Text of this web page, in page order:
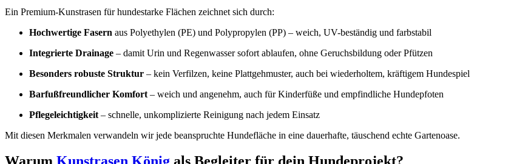
Ein Premium-Kunstrasen für hundestarke Flächen zeichnet sich durch:
Hochwertige Fasern aus Polyethylen (PE) und Polypropylen (PP) – weich, UV-beständig und farbstabil
Integrierte Drainage – damit Urin und Regenwasser sofort ablaufen, ohne Geruchsbildung oder Pfützen
Besonders robuste Struktur – kein Verfilzen, keine Plattgehmuster, auch bei wiederholtem, kräftigem Hundespiel
Barfußfreundlicher Komfort – weich und angenehm, auch für Kinderfüße und empfindliche Hundepfoten
Pflegeleichtigkeit – schnelle, unkomplizierte Reinigung nach jedem Einsatz
Mit diesen Merkmalen verwandeln wir jede beanspruchte Hundefläche in eine dauerhafte, täuschend echte Gartenoase.
Warum Kunstrasen König als Begleiter für dein Hundeprojekt?